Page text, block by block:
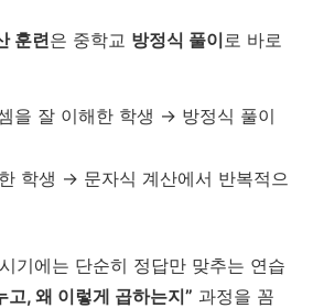
훈련은 중학교 방정식 풀이 로 바로
을 잘 이해한 학생 → 방정식 풀이
학생 → 문자식 계산에서 반복적으
기에는 단순히 정답만 맞추는 연습
고, 왜 이렇게 곱하는지” 과정을 꼼